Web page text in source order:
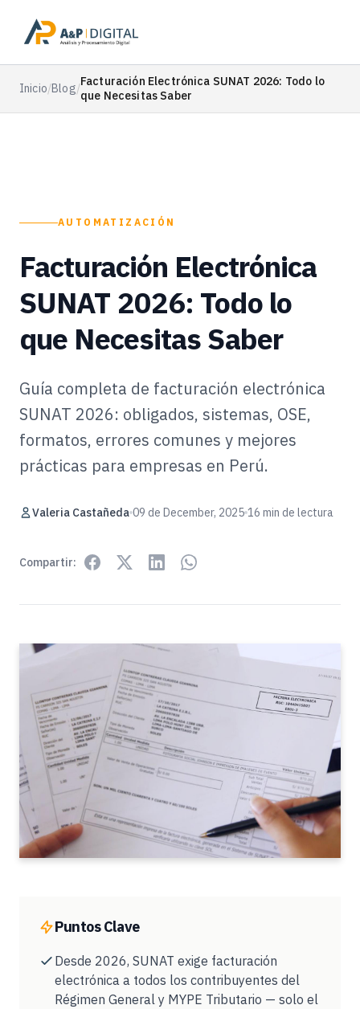
Inicio/Blog/Facturación Electrónica SUNAT 2026: Todo lo
que Necesitas Saber
AUTOMATIZACIÓN
Facturación Electrónica
SUNAT 2026: Todo lo
que Necesitas Saber
Guía completa de facturación electrónica
SUNAT 2026: obligados, sistemas, OSE,
formatos, errores comunes y mejores
prácticas para empresas en Perú.
Valeria Castañeda 09 de December, 2025 16 min de lectura
Compartir:
Puntos Clave
Desde 2026, SUNAT exige facturación
electrónica a todos los contribuyentes del
Régimen General y MYPE Tributario — solo el